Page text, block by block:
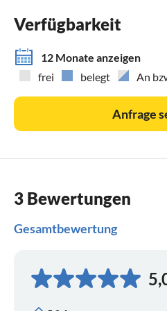
Verfügbarkeit
12 Monate anzeigen
frei
belegt An
Anfrage
3 Bewertungen
Gesamtbewertung